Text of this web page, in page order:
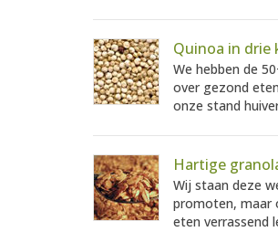
Quinoa in drie
We hebben de
over gezond
onze stand
Hartige
Wij staan deze
promoten, maar
eten verrassend